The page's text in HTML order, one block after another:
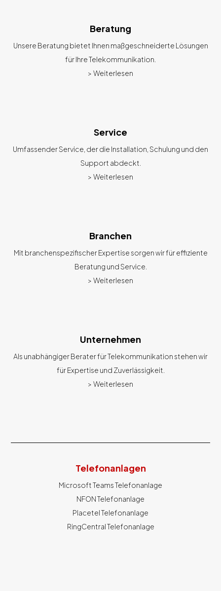
Beratung
Unsere Beratung bietet Ihnen maßgeschneiderte Lösungen
für Ihre Telekommunikation.
> Weiterlesen
Service
Umfassender Service, der die Installation, Schulung und den
Support abdeckt.
> Weiterlesen
Branchen
Mit branchenspezifischer Expertise sorgen wir für effiziente
Beratung und Service.
> Weiterlesen
Unternehmen
Als unabhängiger Berater für Telekommunikation stehen wir
für Expertise und Zuverlässigkeit.
> Weiterlesen
Telefonanlagen
Microsoft Teams Telefonanlage
NFON Telefonanlage
Placetel Telefonanlage
RingCentral Telefonanlage